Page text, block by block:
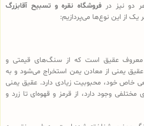
دو نیز در فروشگاه نقره و تسبیح آقابزرگ
یک از این نوع‌ها می‌پردازیم:
معروف عقیق است که از سنگ‌های قیمتی و
یمنی از معادن یمن استخراج می‌شود و به
خاص خود، محبوبیت زیادی دارد. عقیق یمنی
وجود دارد، از قرمز و قهوه‌ای تا زرد و